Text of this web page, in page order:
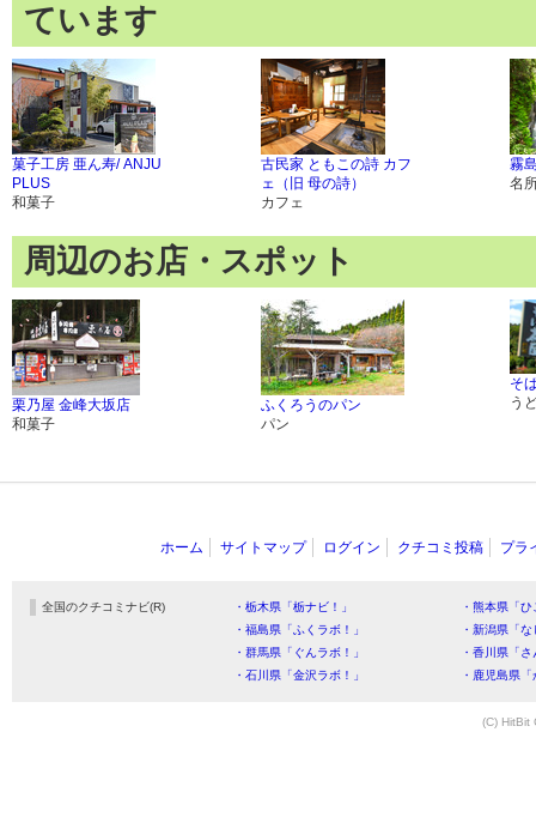
ています
菓子工房 亜ん寿/ ANJU
PLUS
和菓子
古民家 ともこの詩 カフ
ェ（旧 母の詩）
カフェ
霧
名
周辺のお店・スポット
栗乃屋 金峰大坂店
和菓子
ふくろうのパン
パン
そ
う
ホーム サイトマップ ログイン クチコミ投稿 プラ
全国のクチコミナビ(R) ・栃木県「栃ナビ！」
・熊本県「
・福島県「ふくラボ！」
・新潟県「
・群馬県「ぐんラボ！」
・香川県「
・石川県「金沢ラボ！」
・鹿児島県
(C) HitBit